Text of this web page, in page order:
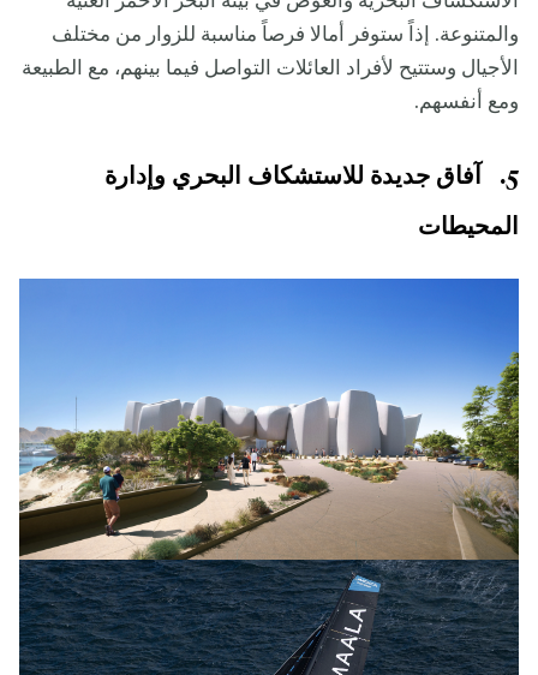
والمتنوعة. إذاً ستوفر أمالا فرصاً مناسبة للزوار من مختلف
الأجيال وستتيح لأفراد العائلات التواصل فيما بينهم، مع الطبيعة
ومع أنفسهم.
5. آفاق جديدة للاستشكاف البحري وإدارة
المحيطات